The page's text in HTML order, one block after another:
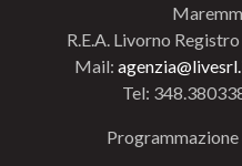
R.E.A. Livorno
Mail:
Tel: